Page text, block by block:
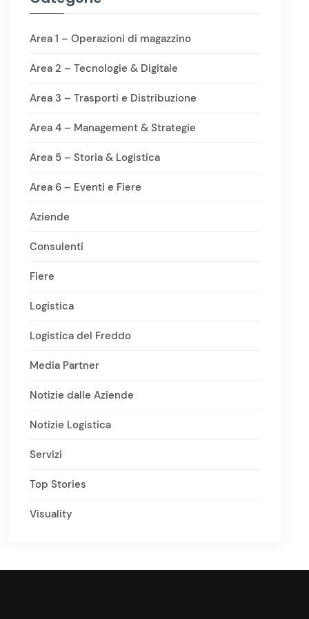
Area 1 – Operazioni di magazzino
Area 2 – Tecnologie & Digitale
Area 3 – Trasporti e Distribuzione
Area 4 – Management & Strategie
Area 5 – Storia & Logistica
Area 6 – Eventi e Fiere
Aziende
Consulenti
Fiere
Logistica
Logistica del Freddo
Media Partner
Notizie dalle Aziende
Notizie Logistica
Servizi
Top Stories
Visuality